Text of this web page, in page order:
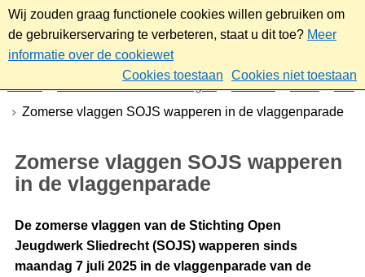
Wij zouden graag functionele cookies willen gebruiken om
de gebruikerservaring te verbeteren, staat u dit toe? Meer
informatie over de cookiewet
Cookies toestaan
Cookies niet toestaan
Nieuws & bekendmakingen Nieuws 2025
Juli
Zomerse vlaggen SOJS wapperen in de vlaggenparade
Zomerse vlaggen SOJS wapperen
in de vlaggenparade
De zomerse vlaggen van de Stichting Open
Jeugdwerk Sliedrecht (SOJS) wapperen sinds
maandag 7 juli 2025 in de vlaggenparade van de